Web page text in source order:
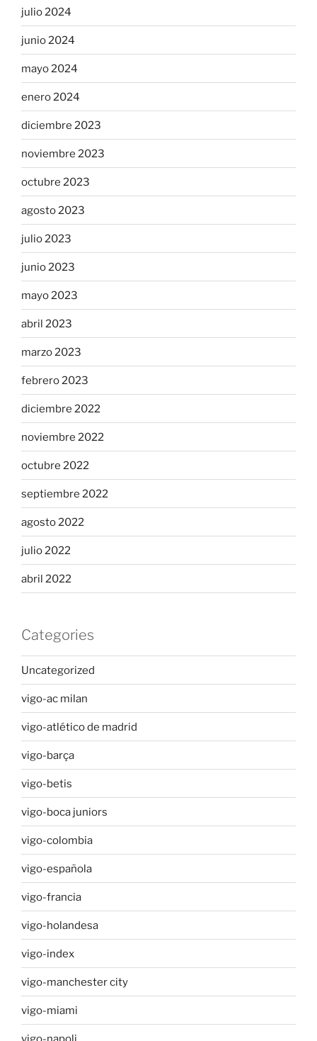
julio 2024
junio 2024
mayo 2024
enero 2024
diciembre 2023
noviembre 2023
octubre 2023
agosto 2023
julio 2023
junio 2023
mayo 2023
abril 2023
marzo 2023
febrero 2023
diciembre 2022
noviembre 2022
octubre 2022
septiembre 2022
agosto 2022
julio 2022
abril 2022
Categories
Uncategorized
vigo-ac milan
vigo-atlético de madrid
vigo-barça
vigo-betis
vigo-boca juniors
vigo-colombia
vigo-española
vigo-francia
vigo-holandesa
vigo-index
vigo-manchester city
vigo-miami